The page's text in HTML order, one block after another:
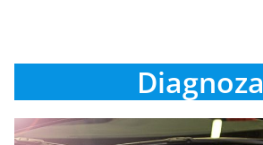
Diagnoza